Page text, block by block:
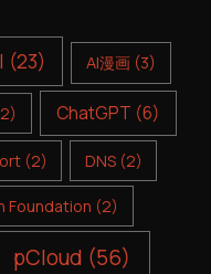
(23) AI漫画 (3)
ChatGPT (6)
(2) DNS(2)
Foundation (2)
pCloud (56)